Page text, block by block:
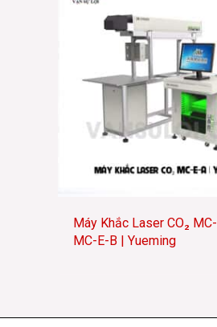
Máy Khắc Laser CO₂
MC-E-B | Yueming